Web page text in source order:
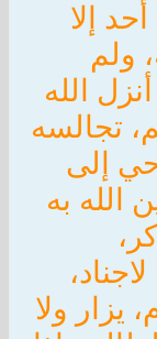
إلا
ولم
الله
تجالسه
إلى
الله به
يزار ولا